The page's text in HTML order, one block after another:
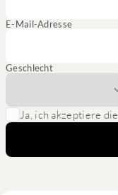
E-Mail-Adresse
Geschlecht
Ja, ich akzeptiere die